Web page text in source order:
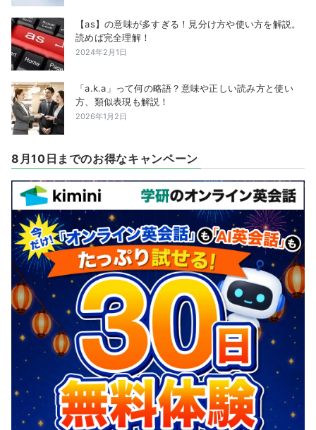
【as】の意味が多すぎる！見分け方や使い方を解説。
読めば完全理解！
2024年2月1日
「a.k.a」って何の略語？意味や正しい読み方と使い
方、類似表現も解説！
2026年1月2日
8月10日までのお得なキャンペーン